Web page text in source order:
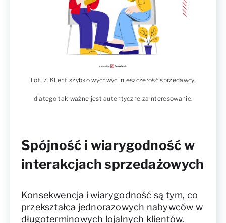
Fot. 7. Klient szybko wychwyci nieszczerość sprzedawcy,
dlatego tak ważne jest autentyczne zainteresowanie.
Spójność i wiarygodność w
interakcjach sprzedażowych
Konsekwencja i wiarygodność są tym, co
przekształca jednorazowych nabywców w
długoterminowych lojalnych klientów.